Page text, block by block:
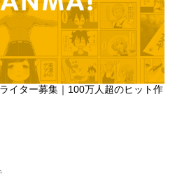
イター募集｜100万人超のヒット作
マンガアプリ『GANMA!』や、ハ
Qzil.la』を展開し、時代に合わせた